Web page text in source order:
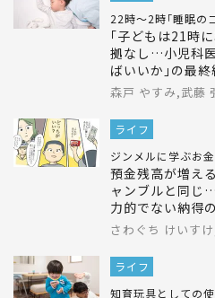
22時～2時｢睡眠の
｢子どもは21時
拠なし…小児科
ばいいか｣の最終
森戸 やすみ,武藤
ライフ
ジンメルに学ぶお
預金残高が増え
ャンブルと同じ
力的でない納得
さわぐち けいす
ライフ
知育玩具としての